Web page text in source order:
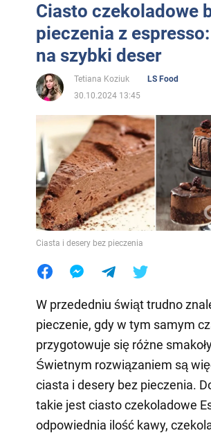
Ciasto czekoladowe
pieczenia z
na szybki deser
Tetiana Koziuk
LS Food
30.10.2024 13:45
Ciasta i desery bez pieczenia
W przededniu świąt trudno
pieczenie, gdy w tym samym
przygotowuje się różne
Świetnym rozwiązaniem są
ciasta i desery bez pieczenia.
takie jest ciasto czekoladowe
odpowiednia ilość kawy,